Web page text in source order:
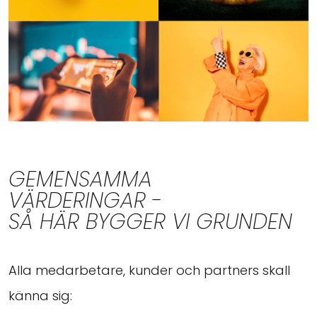
GEMENSAMMA
VÄRDERINGAR -
SÅ HÄR BYGGER VI GRUNDEN
Alla medarbetare, kunder och partners skall
känna sig: